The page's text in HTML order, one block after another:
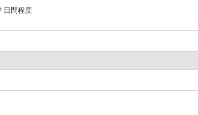
日間程度